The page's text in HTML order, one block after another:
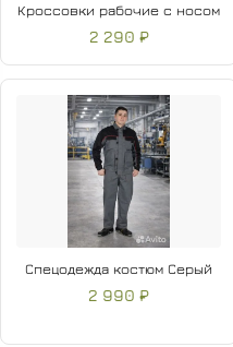
Кроссовки рабочие с носом
2 290 ₽
Спецодежда костюм Серый
2 990 ₽